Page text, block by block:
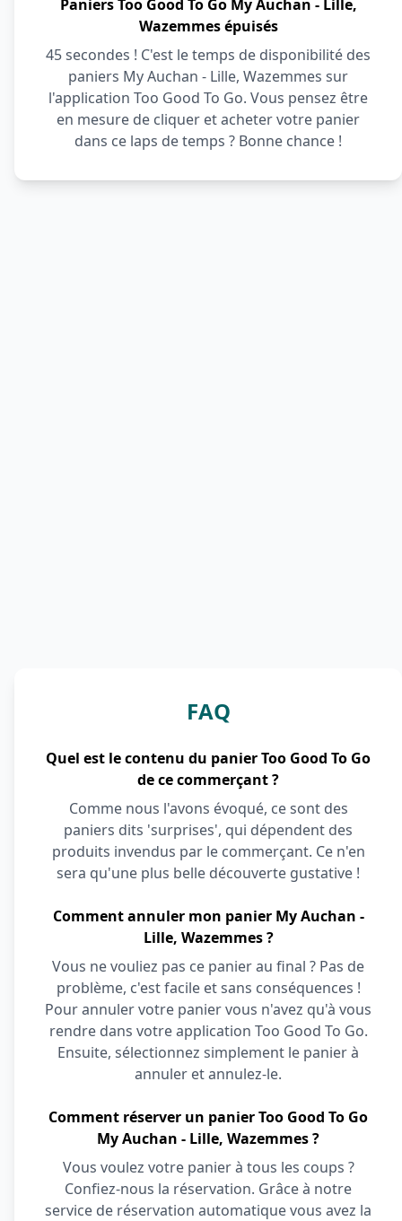
Paniers Too Good To Go My Auchan - Lille,
Wazemmes épuisés
45 secondes ! C'est le temps de disponibilité des
paniers My Auchan - Lille, Wazemmes sur
l'application Too Good To Go. Vous pensez être
en mesure de cliquer et acheter votre panier
dans ce laps de temps ? Bonne chance !
FAQ
Quel est le contenu du panier Too Good To Go
de ce commerçant ?
Comme nous l'avons évoqué, ce sont des
paniers dits 'surprises', qui dépendent des
produits invendus par le commerçant. Ce n'en
sera qu'une plus belle découverte gustative !
Comment annuler mon panier My Auchan -
Lille, Wazemmes ?
Vous ne vouliez pas ce panier au final ? Pas de
problème, c'est facile et sans conséquences !
Pour annuler votre panier vous n'avez qu'à vous
rendre dans votre application Too Good To Go.
Ensuite, sélectionnez simplement le panier à
annuler et annulez-le.
Comment réserver un panier Too Good To Go
My Auchan - Lille, Wazemmes ?
Vous voulez votre panier à tous les coups ?
Confiez-nous la réservation. Grâce à notre
service de réservation automatique vous avez la